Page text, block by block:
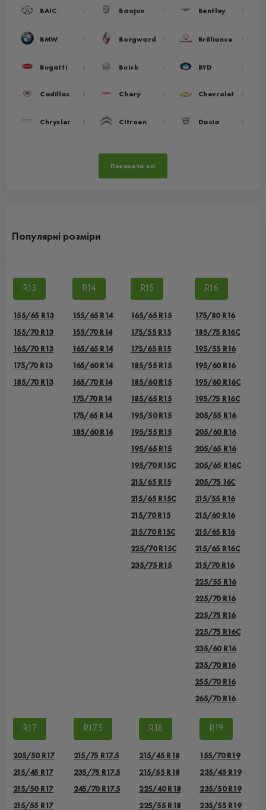
BAIC Baojun Bentley
BMW Borgward Brilliance
Bugatti Buick BYD
Cadillac Chery Chevrolet
Chrysler Citroen Dacia
Показати всі
Популярні розміри
R13
155/65 R13
155/70 R13
165/70 R13
175/70 R13
185/70 R13
R14
155/65 R14
155/70 R14
165/65 R14
165/60 R14
165/70 R14
175/70 R14
175/65 R14
185/60 R14
R15
165/65 R15
175/55 R15
175/65 R15
185/55 R15
185/60 R15
185/65 R15
195/50 R15
195/55 R15
195/65 R15
195/70 R15C
215/65 R15
215/65 R15C
215/70 R15
215/70 R15C
225/70 R15C
235/75 R15
R16
175/80 R16
185/75 R16C
195/55 R16
195/60 R16
195/60 R16C
195/75 R16C
205/55 R16
205/60 R16
205/65 R16
205/65 R16C
205/75 16C
215/55 R16
215/60 R16
215/65 R16
215/65 R16C
215/70 R16
225/55 R16
225/70 R16
225/75 R16
225/75 R16С
235/60 R16
235/70 R16
255/70 R16
265/70 R16
R17
205/50 R17
215/45 R17
215/50 R17
215/55 R17
R17.5
215/75 R17.5
235/75 R17.5
245/70 R17.5
R18
215/45 R18
215/55 R18
225/40 R18
225/55 R18
R19
155/70 R19
235/45 R19
235/50 R19
235/55 R19